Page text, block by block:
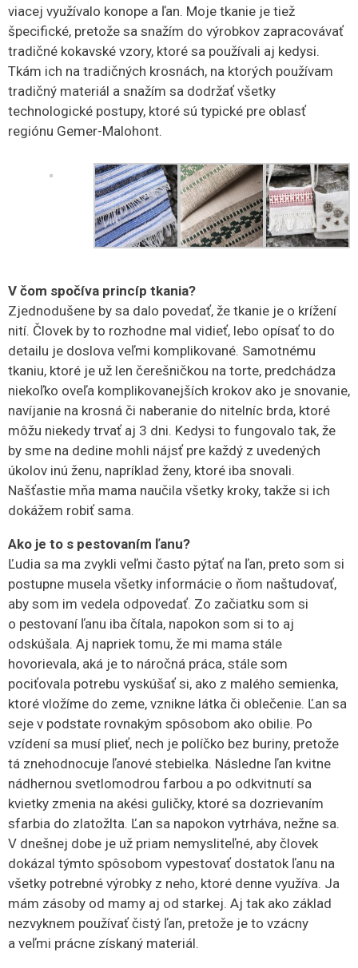
viacej využívalo konope a ľan. Moje tkanie je tiež
špecifické, pretože sa snažím do výrobkov zapracovávať
tradičné kokavské vzory, ktoré sa používali aj kedysi.
Tkám ich na tradičných krosnách, na ktorých používam
tradičný materiál a snažím sa dodržať všetky
technologické postupy, ktoré sú typické pre oblasť
regiónu Gemer-Malohont.
V čom spočíva princíp tkania?
Zjednodušene by sa dalo povedať, že tkanie je o krížení
nití. Človek by to rozhodne mal vidieť, lebo opísať to do
detailu je doslova veľmi komplikované. Samotnému
tkaniu, ktoré je už len čerešničkou na torte, predchádza
niekoľko oveľa komplikovanejších krokov ako je snovanie,
navíjanie na krosná či naberanie do nitelníc brda, ktoré
môžu niekedy trvať aj 3 dni. Kedysi to fungovalo tak, že
by sme na dedine mohli nájsť pre každý z uvedených
úkolov inú ženu, napríklad ženy, ktoré iba snovali.
Našťastie mňa mama naučila všetky kroky, takže si ich
dokážem robiť sama.
Ako je to s pestovaním ľanu?
Ľudia sa ma zvykli veľmi často pýtať na ľan, preto som si
postupne musela všetky informácie o ňom naštudovať,
aby som im vedela odpovedať. Zo začiatku som si
o pestovaní ľanu iba čítala, napokon som si to aj
odskúšala. Aj napriek tomu, že mi mama stále
hovorievala, aká je to náročná práca, stále som
pociťovala potrebu vyskúšať si, ako z malého semienka,
ktoré vložíme do zeme, vznikne látka či oblečenie. Ľan sa
seje v podstate rovnakým spôsobom ako obilie. Po
vzídení sa musí plieť, nech je políčko bez buriny, pretože
tá znehodnocuje ľanové stebielka. Následne ľan kvitne
nádhernou svetlomodrou farbou a po odkvitnutí sa
kvietky zmenia na akési guličky, ktoré sa dozrievaním
sfarbia do zlatožlta. Ľan sa napokon vytrháva, nežne sa.
V dnešnej dobe je už priam nemysliteľné, aby človek
dokázal týmto spôsobom vypestovať dostatok ľanu na
všetky potrebné výrobky z neho, ktoré denne využíva. Ja
mám zásoby od mamy aj od starkej. Aj tak ako základ
nezvyknem používať čistý ľan, pretože je to vzácny
a veľmi prácne získaný materiál.